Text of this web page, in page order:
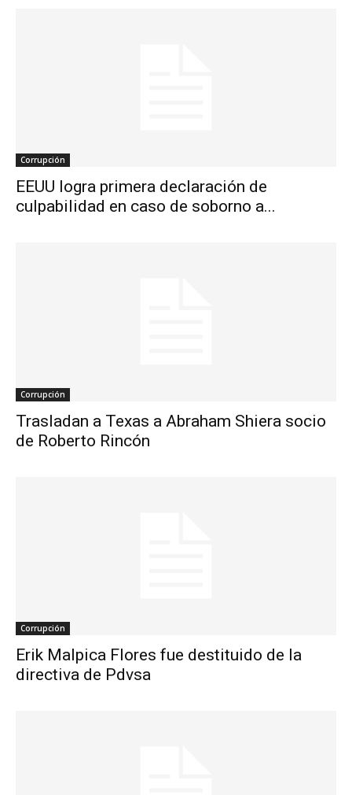
Corrupción
EEUU logra primera declaración de
culpabilidad en caso de soborno a...
Corrupción
Trasladan a Texas a Abraham Shiera socio
de Roberto Rincón
Corrupción
Erik Malpica Flores fue destituido de la
directiva de Pdvsa